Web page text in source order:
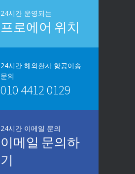
24시간 운영되는
프로에어 위치
24시간 해외환자 항공이송
문의
010 4412 0129
24시간 이메일 문의
이메일 문의하
기